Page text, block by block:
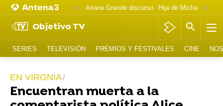
Ariana Grande discurso
Objetivo TV
SERIES TELEVISIÓN PREMIOS Y FESTIVALES CINE
EN VIRGNIA
Encuentran muerta a la